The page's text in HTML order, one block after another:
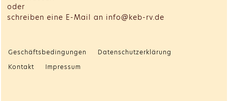
oder
schreiben eine E-Mail an info@keb-rv.de
Geschäftsbedingungen
Datenschutzerklärung
Kontakt
Impressum